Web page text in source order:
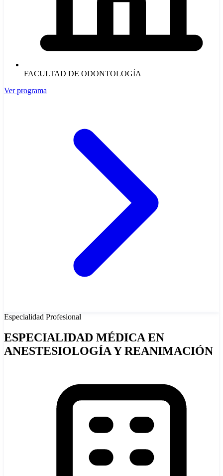
FACULTAD DE ODONTOLOGÍA
Ver programa
Especialidad Profesional
ESPECIALIDAD MÉDICA EN
ANESTESIOLOGÍA Y REANIMACIÓN